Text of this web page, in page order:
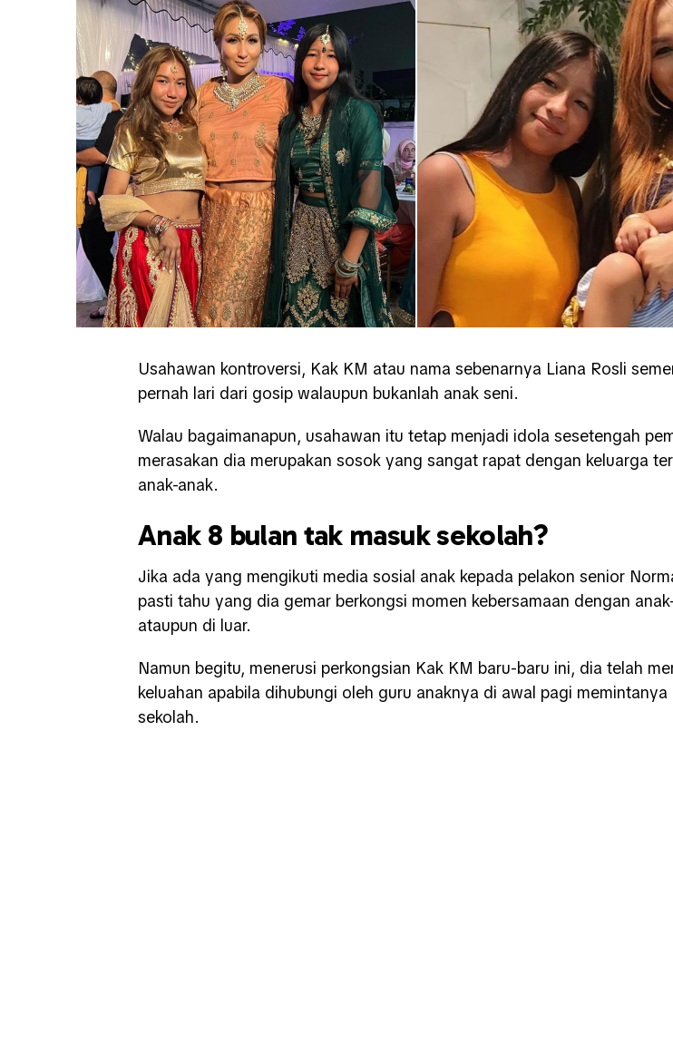
Usahawan kontroversi, Kak KM atau nama sebenarnya Liana Rosli
pernah lari dari gosip walaupun bukanlah anak seni.
Walau bagaimanapun, usahawan itu tetap menjadi idola sesetengah
merasakan dia merupakan sosok yang sangat rapat dengan keluarga
anak-anak.
Anak 8 bulan tak masuk sekolah?
Jika ada yang mengikuti media sosial anak kepada pelakon senior
pasti tahu yang dia gemar berkongsi momen kebersamaan dengan
ataupun di luar.
Namun begitu, menerusi perkongsian Kak KM baru-baru ini, dia telah
keluahan apabila dihubungi oleh guru anaknya di awal pagi
sekolah.